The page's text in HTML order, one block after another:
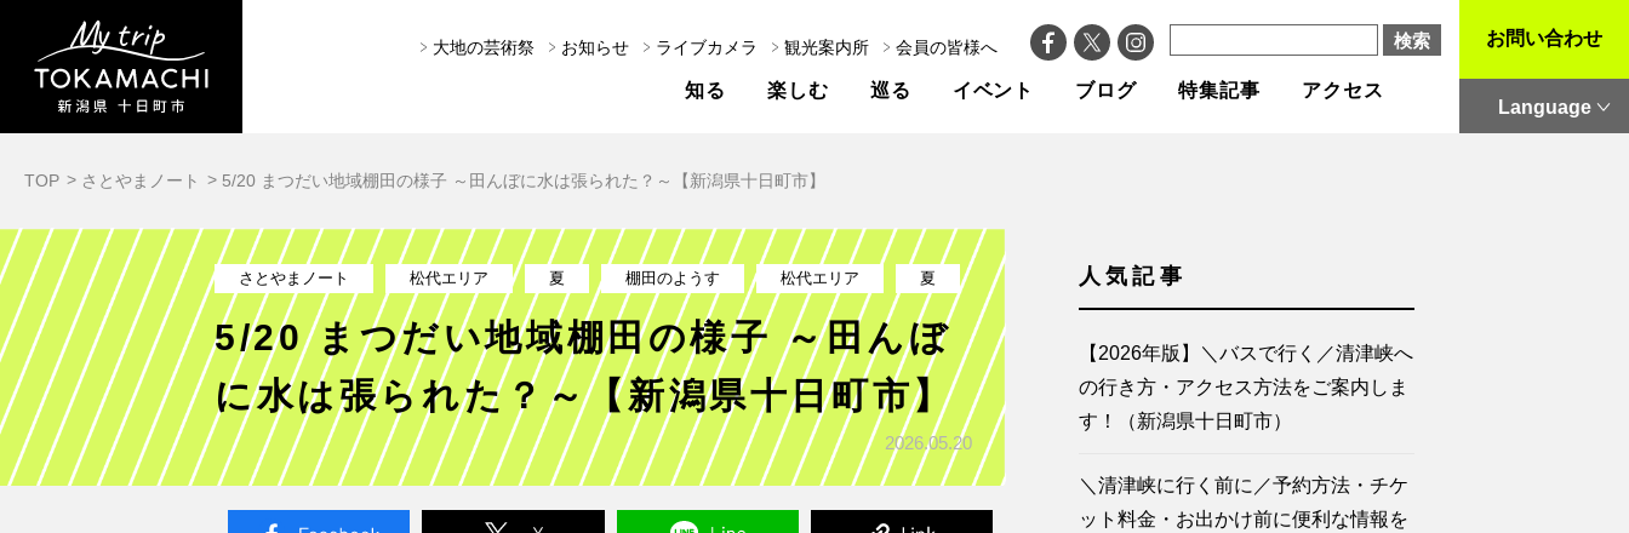
知る 楽しむ 巡る イベント ブログ 特集記事 アクセス
大地の芸術祭 お知らせ ライブカメラ 観光案内所 会員の皆様へ お問い合わせ
Language
TOP さとやまノート 5/20 まつだい地域棚田の様子 ～田んぼに水は張られた？～【新潟県十日町市】
さとやまノート 松代エリア 夏 棚田のようす 松代エリア 夏
5/20 まつだい地域棚田の様子 ～田んぼ
に水は張られた？～【新潟県十日町市】
2026.05.20
人気記事
【2026年版】＼バスで行く／清津峡へ
の行き方・アクセス方法をご案内しま
す！（新潟県十日町市）
＼清津峡に行く前に／予約方法・チケ
ット料金・お出かけ前に便利な情報を